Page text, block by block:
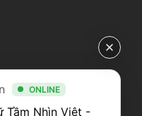
ONLINE
Tầm Nhìn Việt -